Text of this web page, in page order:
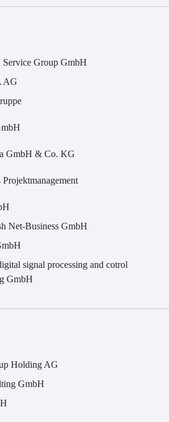
Group GmbH
AG
GmbH & Co. KG
Net-Business GmbH
signal processing and cotrol
GmbH
Holding AG
GmbH